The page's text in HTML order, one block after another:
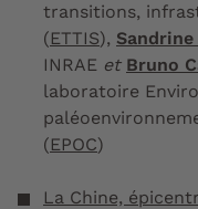
transitions,
(ETTIS),
INRAE et Bruno
laboratoire
(EPOC)
La Chine,